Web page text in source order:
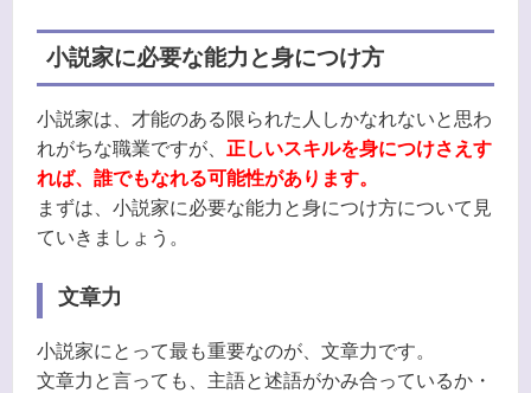
小説家に必要な能力と身につけ方
小説家は、才能のある限られた人しかなれないと思わ
れがちな職業ですが、 正しいスキルを身につけさえす
れば、誰でもなれる可能性があります。
まずは、小説家に必要な能力と身につけ方について見
ていきましょう。
文章力
小説家にとって最も重要なのが、文章力です。
文章力と言っても、主語と述語がかみ合っているか・